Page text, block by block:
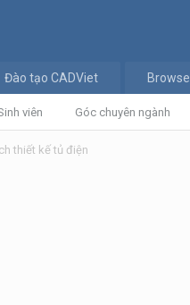
viên Góc chuyên ngành
Đào tạo CADViet Browse
thiết kế tủ điện